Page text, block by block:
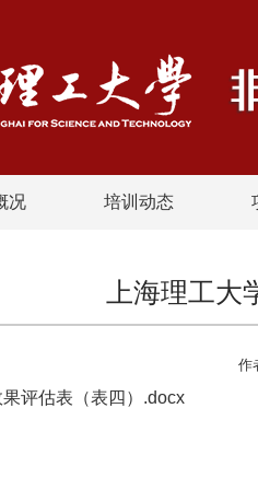
况 培训动态
上海理工
作
评估表（表四）.docx